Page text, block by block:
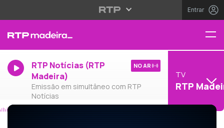
Entrar
RTP Notícias (RTP
Madeira)
Emissão em simultâneo com RTP
Notícias
NO AR
TV
RTP